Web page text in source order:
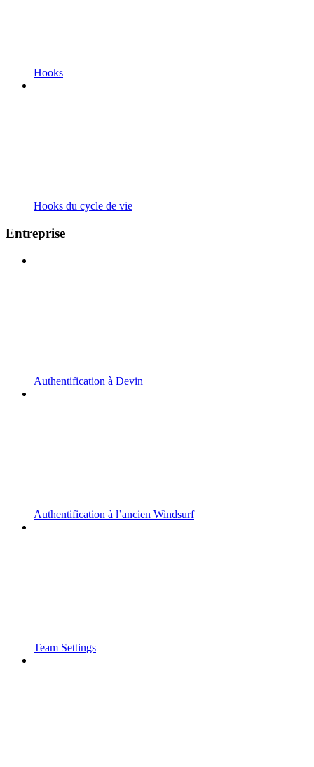
Hooks
Hooks du cycle de vie
Entreprise
Authentification à Devin
Authentification à l’ancien Windsurf
Team Settings